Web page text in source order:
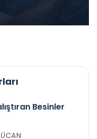
Besinler